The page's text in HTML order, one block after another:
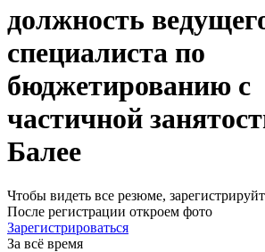
должность
специалиста по
бюджетированию с
частичной
Балее
Чтобы видеть все резюме,
После регистрации откроем фото
Зарегистрироваться
За всё время